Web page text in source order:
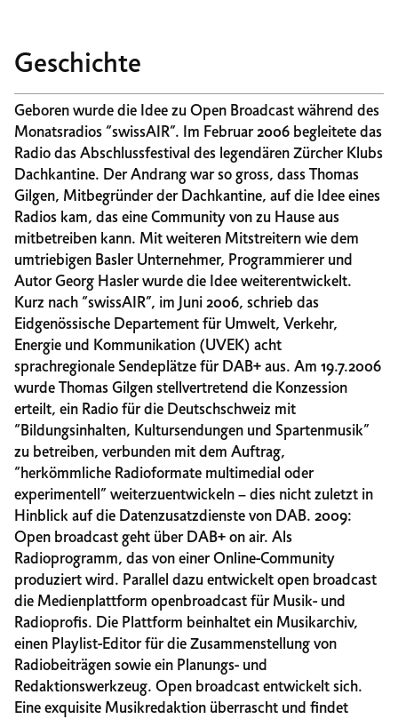
Geschichte
Geboren wurde die Idee zu Open Broadcast während des
Monatsradios “swissAIR”. Im Februar 2006 begleitete das
Radio das Abschlussfestival des legendären Zürcher Klubs
Dachkantine. Der Andrang war so gross, dass Thomas
Gilgen, Mitbegründer der Dachkantine, auf die Idee eines
Radios kam, das eine Community von zu Hause aus
mitbetreiben kann. Mit weiteren Mitstreitern wie dem
umtriebigen Basler Unternehmer, Programmierer und
Autor Georg Hasler wurde die Idee weiterentwickelt.
Kurz nach “swissAIR”, im Juni 2006, schrieb das
Eidgenössische Departement für Umwelt, Verkehr,
Energie und Kommunikation (UVEK) acht
sprachregionale Sendeplätze für DAB+ aus. Am 19.7.2006
wurde Thomas Gilgen stellvertretend die Konzession
erteilt, ein Radio für die Deutschschweiz mit
“Bildungsinhalten, Kultursendungen und Spartenmusik”
zu betreiben, verbunden mit dem Auftrag,
“herkömmliche Radioformate multimedial oder
experimentell” weiterzuentwickeln – dies nicht zuletzt in
Hinblick auf die Datenzusatzdienste von DAB. 2009:
Open broadcast geht über DAB+ on air. Als
Radioprogramm, das von einer Online-Community
produziert wird. Parallel dazu entwickelt open broadcast
die Medienplattform openbroadcast für Musik- und
Radioprofis. Die Plattform beinhaltet ein Musikarchiv,
einen Playlist-Editor für die Zusammenstellung von
Radiobeiträgen sowie ein Planungs- und
Redaktionswerkzeug. Open broadcast entwickelt sich.
Eine exquisite Musikredaktion überrascht und findet